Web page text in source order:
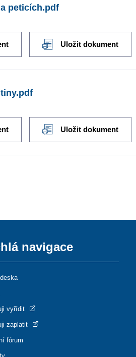
peticích.pdf
Uložit dokument
Uložit dokument
navigace
vyřídit
zaplatit
fórum